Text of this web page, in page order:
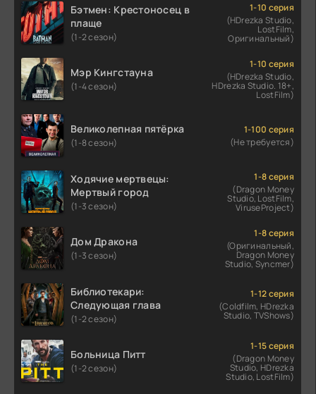
Бэтмен: Крестоносец в
плаще
(1-2 сезон)
1-10 серия
(HDrezka Studio,
LostFilm,
Оригинальный)
Мэр Кингстауна
(1-4 сезон)
1-10 серия
(HDrezka Studio,
HDrezka Studio. 18+,
LostFilm)
Великолепная пятёрка
(1-8 сезон)
1-100 серия
(Не требуется)
Ходячие мертвецы:
Мертвый город
(1-3 сезон)
1-8 серия
(Dragon Money
Studio, LostFilm,
ViruseProject)
Дом Дракона
(1-3 сезон)
1-8 серия
(Оригинальный,
Dragon Money
Studio, Syncmer)
Библиотекари:
Следующая глава
(1-2 сезон)
1-12 серия
(Coldfilm, HDrezka
Studio, TVShows)
Больница Питт
(1-2 сезон)
1-15 серия
(Dragon Money
Studio, HDrezka
Studio, LostFilm)